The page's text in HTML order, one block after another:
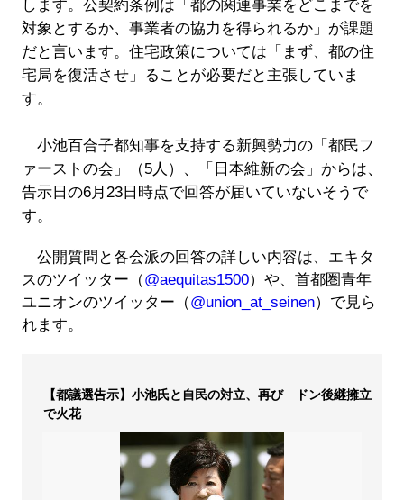
します。公契約条例は「都の関連事業をどこまでを
対象とするか、事業者の協力を得られるか」が課題
だと言います。住宅政策については「まず、都の住
宅局を復活させ」ることが必要だと主張していま
す。
小池百合子都知事を支持する新興勢力の「都民フ
ァーストの会」（5人）、「日本維新の会」からは、
告示日の6月23日時点で回答が届いていないそうで
す。
公開質問と各会派の回答の詳しい内容は、エキタ
スのツイッター（@aequitas1500）や、首都圏青年
ユニオンのツイッター（@union_at_seinen）で見ら
れます。
【都議選告示】小池氏と自民の対立、再び ドン後継擁立
で火花